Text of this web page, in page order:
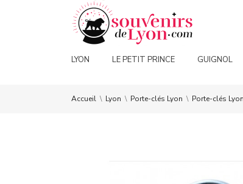
LYON LE PETIT PRINCE GUIGNOL
Accueil Lyon Porte-clés Lyon Porte-clés